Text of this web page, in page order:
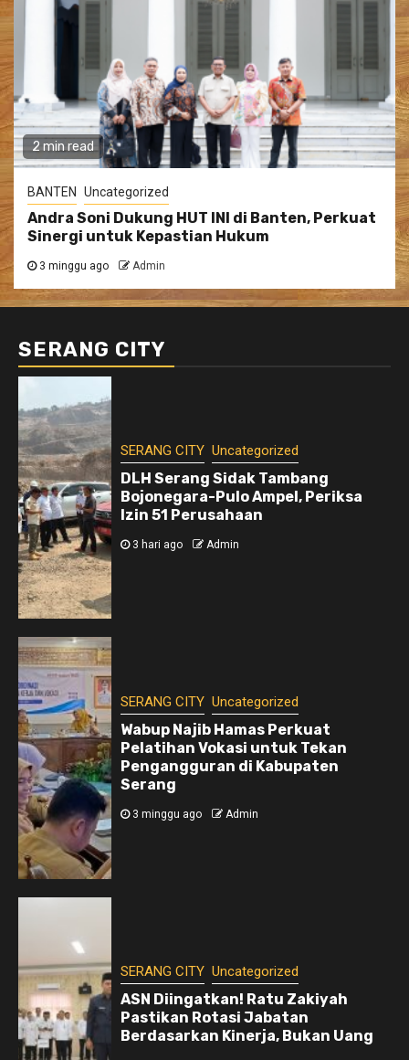
2 min read
BANTEN Uncategorized
Andra Soni Dukung HUT INI di Banten, Perkuat
Sinergi untuk Kepastian Hukum
3 minggu ago Admin
SERANG CITY
SERANG CITY Uncategorized
DLH Serang Sidak Tambang
Bojonegara-Pulo Ampel, Periksa
Izin 51 Perusahaan
3 hari ago Admin
SERANG CITY Uncategorized
Wabup Najib Hamas Perkuat
Pelatihan Vokasi untuk Tekan
Pengangguran di Kabupaten
Serang
3 minggu ago Admin
SERANG CITY Uncategorized
ASN Diingatkan! Ratu Zakiyah
Pastikan Rotasi Jabatan
Berdasarkan Kinerja, Bukan Uang